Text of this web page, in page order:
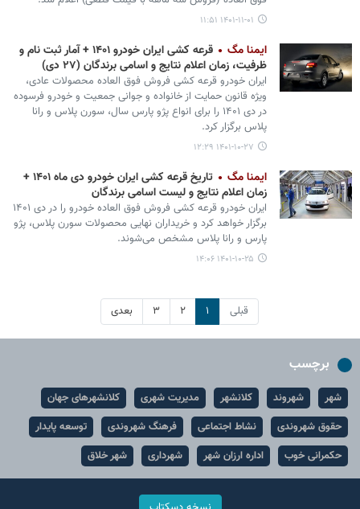
۱۴۰۱-۱۱-۰۱ ۱۱:۵۱
ایمنا مگ
قرعه کشی ایران خودرو ۱۴۰۱ + آمار ثبت نام و
ظرفیت، زمان اعلام نتایج و اسامی برندگان (۲۷ دی)
ایران خودرو قرعه کشی فروش فوق العاده محصولات عادی،
ویژه قانون حمایت از خانواده و جوانی جمعیت و خودرو فرسوده
در دی ۱۴۰۱ را برای انواع پژو پارس سال، سورن پلاس و رانا
پلاس برگزار کرد.
۱۴۰۱-۱۰-۲۷ ۱۲:۲۹
ایمنا مگ
تاریخ قرعه کشی ایران خودرو دی ماه ۱۴۰۱ +
زمان اعلام نتایج و لیست اسامی برندگان
ایران خودرو قرعه کشی فروش فوق العاده خودرو را در دی ۱۴۰۱
برگزار خواهد کرد و خریداران نهایی محصولات سورن پلاس، پژو
پارس و رانا پلاس مشخص می‌شوند.
۱۴۰۱-۱۰-۲۵ ۱۴:۰۶
قبلی ۱ ۲ ۳ بعدی
برچسب
شهر شهروند کلانشهر مدیریت شهری
کلانشهرهای جهان
حقوق شهروندی
نشاط اجتماعی فرهنگ شهروندی
توسعه پایدار
حکمرانی خوب
اداره ارزان شهر شهرداری شهر خلاق